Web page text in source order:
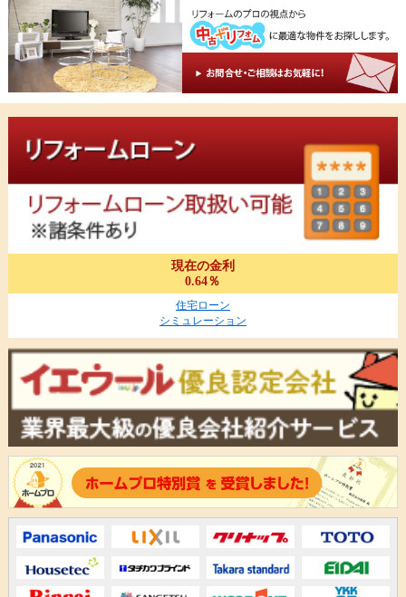
現在の金利
0.64％
住宅ローン
シミュレーション